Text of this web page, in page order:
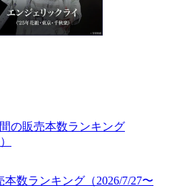
本数ランキング（2026/7/27〜